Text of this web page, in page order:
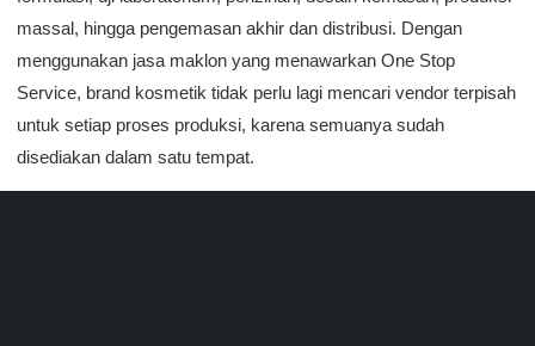
massal, hingga pengemasan akhir dan distribusi. Dengan
menggunakan jasa maklon yang menawarkan One Stop
Service, brand kosmetik tidak perlu lagi mencari vendor terpisah
untuk setiap proses produksi, karena semuanya sudah
disediakan dalam satu tempat.